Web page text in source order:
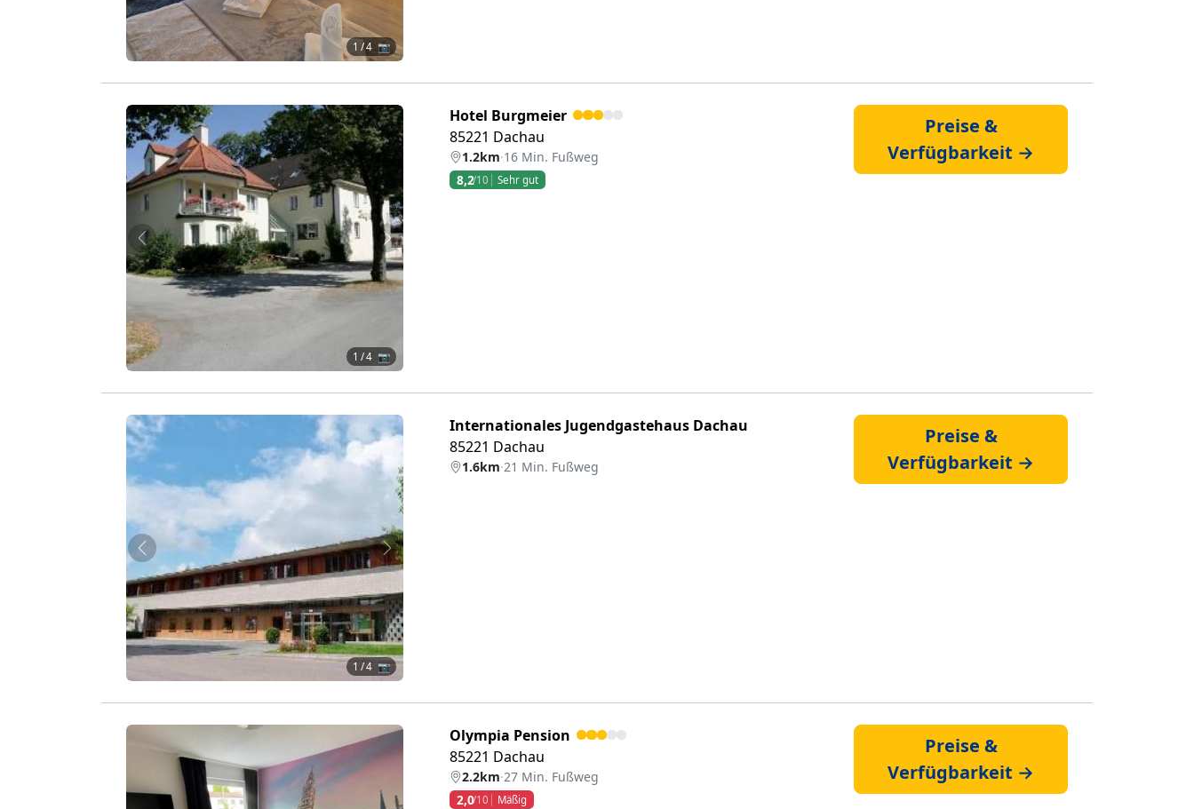
1 / 4 📷
Zurück Weiter
1 / 4 📷
Hotel Burgmeier
85221 Dachau
1.2km·16 Min. Fußweg
8,2/10 Sehr gut
Preise &
Verfügbarkeit →
Zurück Weiter
1 / 4 📷
Internationales Jugendgastehaus Dachau
85221 Dachau
1.6km·21 Min. Fußweg
Preise &
Verfügbarkeit →
Olympia Pension
85221 Dachau
2.2km·27 Min. Fußweg
2,0/10 Mäßig
Preise &
Verfügbarkeit →